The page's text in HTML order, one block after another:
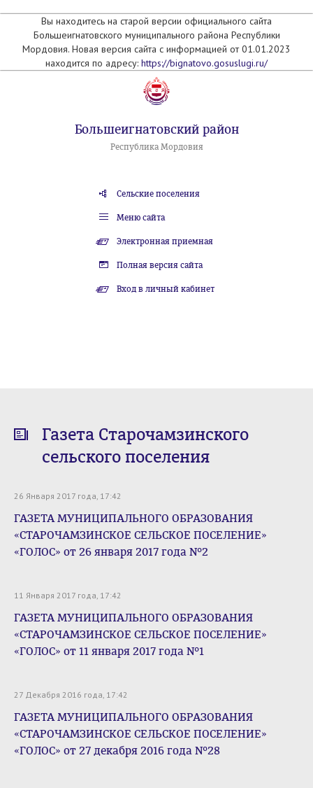
Вы находитесь на старой версии официального сайта
Большеигнатовского муниципального района Республики
Мордовия. Новая версия сайта с информацией от 01.01.2023
находится по адресу: https://bignatovo.gosuslugi.ru/
Большеигнатовский район
Республика Мордовия
Сельские поселения
Меню сайта
Электронная приемная
Полная версия сайта
Вход в личный кабинет
Газета Старочамзинского
сельского поселения
26 Января 2017 года, 17:42
ГАЗЕТА МУНИЦИПАЛЬНОГО ОБРАЗОВАНИЯ
«СТАРОЧАМЗИНСКОЕ СЕЛЬСКОЕ ПОСЕЛЕНИЕ»
«ГОЛОС» от 26 января 2017 года №2
11 Января 2017 года, 17:42
ГАЗЕТА МУНИЦИПАЛЬНОГО ОБРАЗОВАНИЯ
«СТАРОЧАМЗИНСКОЕ СЕЛЬСКОЕ ПОСЕЛЕНИЕ»
«ГОЛОС» от 11 января 2017 года №1
27 Декабря 2016 года, 17:42
ГАЗЕТА МУНИЦИПАЛЬНОГО ОБРАЗОВАНИЯ
«СТАРОЧАМЗИНСКОЕ СЕЛЬСКОЕ ПОСЕЛЕНИЕ»
«ГОЛОС» от 27 декабря 2016 года №28